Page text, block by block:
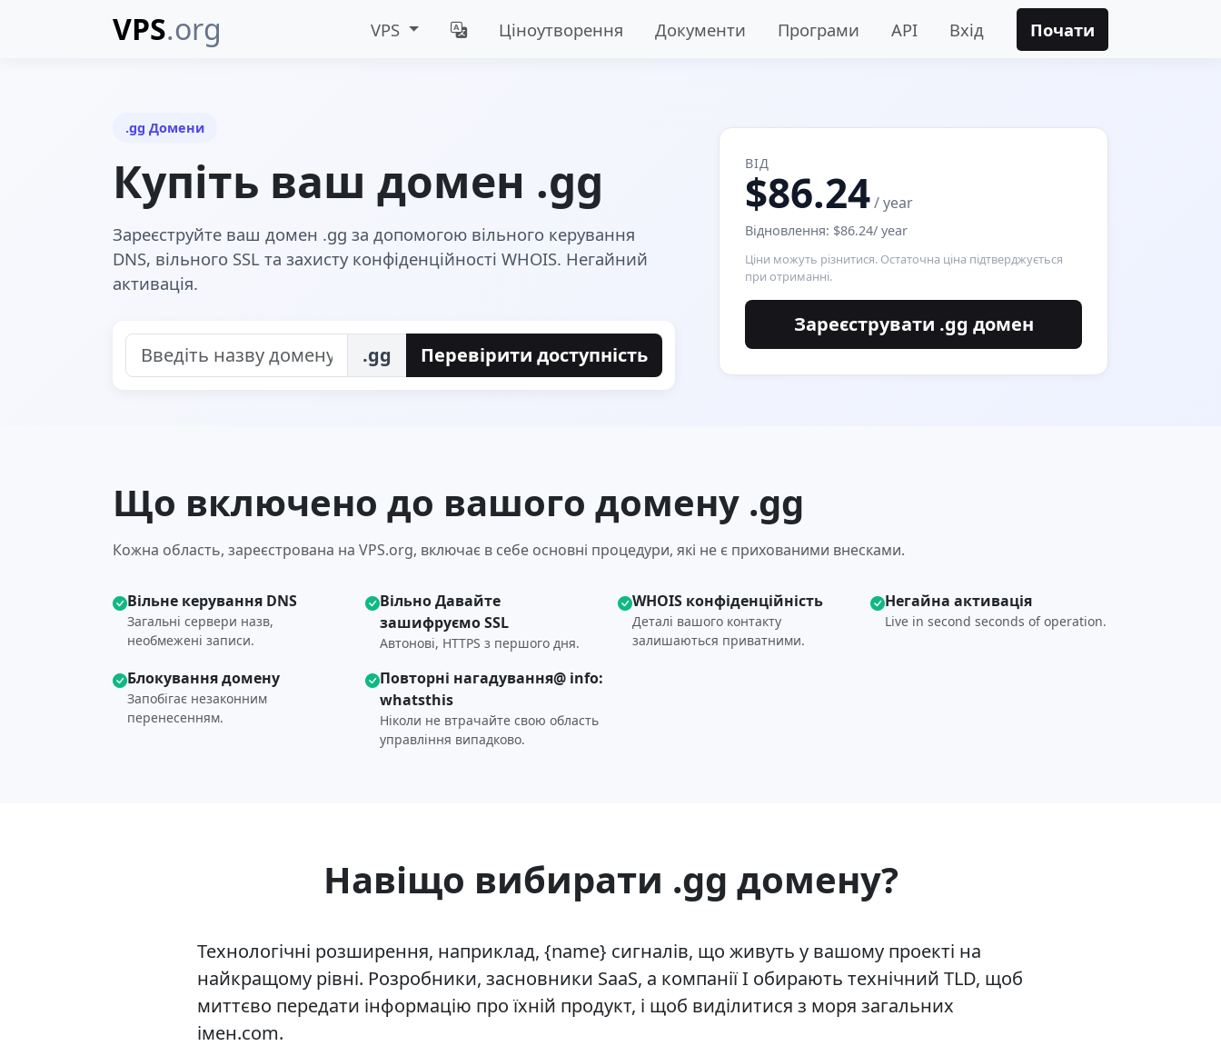
VPS.org VPS Ціноутворення Документи Програми API Вхід Почати
.gg Домени
Купіть ваш домен .gg
Зареєструйте ваш домен .gg за допомогою вільного керування
DNS, вільного SSL та захисту конфіденційності WHOIS. Негайний
активація.
.gg Перевірити доступність
ВІД
$86.24/ year
Відновлення: $86.24/ year
Ціни можуть різнитися. Остаточна ціна підтверджується
при отриманні.
Зареєструвати .gg домен
Що включено до вашого домену .gg
Кожна область, зареєстрована на VPS.org, включає в себе основні процедури, які не є прихованими внесками.
Вільне керування DNS
Загальні сервери назв,
необмежені записи.
Вільно Давайте
зашифруємо SSL
Автонові, HTTPS з першого дня.
WHOIS конфіденційність
Деталі вашого контакту
залишаються приватними.
Негайна активація
Live in second seconds of operation.
Блокування домену
Запобігає незаконним
перенесенням.
Повторні нагадування@ info:
whatsthis
Ніколи не втрачайте свою область
управління випадково.
Навіщо вибирати .gg домену?
Технологічні розширення, наприклад, {name} сигналів, що живуть у вашому проекті на
найкращому рівні. Розробники, засновники SaaS, а компанії I обирають технічний TLD, щоб
миттєво передати інформацію про їхній продукт, і щоб виділитися з моря загальних
імен.com.